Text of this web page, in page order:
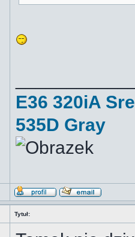
E36 320iA
535D Gray
Tytuł: